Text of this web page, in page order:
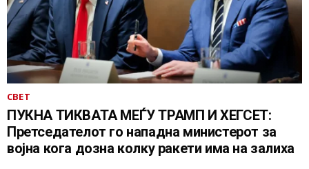
СВЕТ
ПУКНА ТИКВАТА МЕЃУ ТРАМП И ХЕГСЕТ:
Претседателот го нападна министерот за
војна кога дозна колку ракети има на залиха